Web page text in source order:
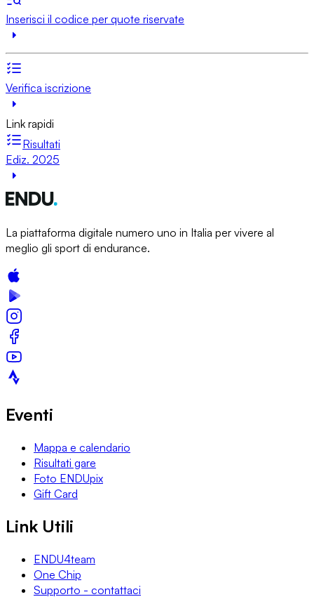
Inserisci il codice per quote riservate
Verifica iscrizione
Link rapidi
Risultati
Ediz. 2025
La piattaforma digitale numero uno in Italia per vivere al
meglio gli sport di endurance.
Eventi
Mappa e calendario
Risultati gare
Foto ENDUpix
Gift Card
Link Utili
ENDU4team
One Chip
Supporto - contattaci